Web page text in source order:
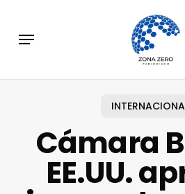
main
Menu
Cámara
EE.UU.